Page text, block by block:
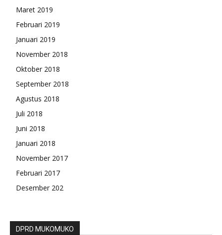
Maret 2019
Februari 2019
Januari 2019
November 2018
Oktober 2018
September 2018
Agustus 2018
Juli 2018
Juni 2018
Januari 2018
November 2017
Februari 2017
Desember 202
DPRD MUKOMUKO